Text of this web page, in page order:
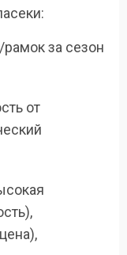
за сезон
от